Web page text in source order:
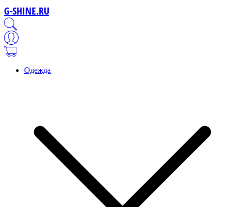
G-SHINE.RU
Одежда